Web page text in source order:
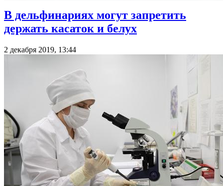
В дельфинариях могут запретить
держать касаток и белух
2 декабря 2019, 13:44